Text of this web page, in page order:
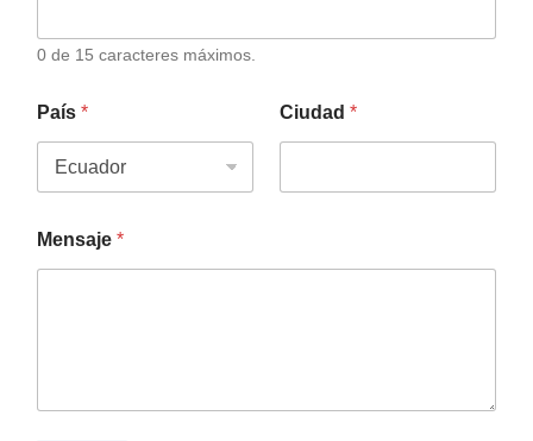
0 de 15 caracteres máximos.
País * Ciudad *
Mensaje *